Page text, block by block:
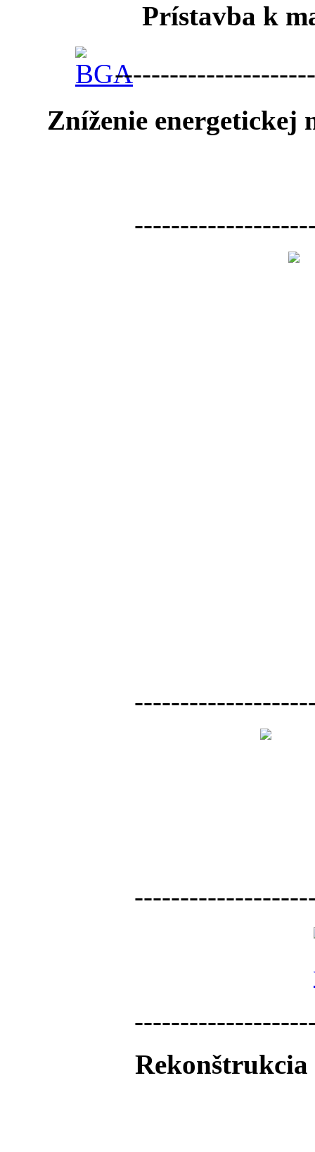
Prístavba k
Zníženie energetickej
Rekonštrukcia